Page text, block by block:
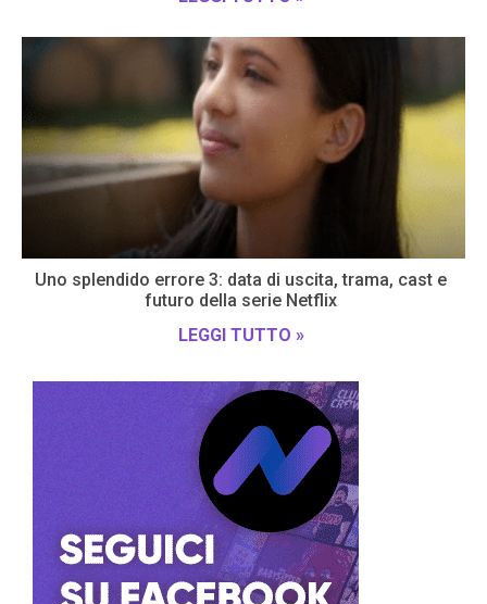
Uno splendido errore 3: data di uscita, trama, cast e
futuro della serie Netflix
LEGGI TUTTO »